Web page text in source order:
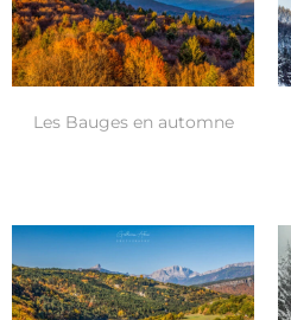
Les Bauges en automne